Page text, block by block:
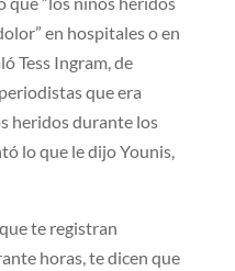
en hospitales o en
Tess Ingram, de
que era
heridos durante los
lo que le dijo Younis,
te registran
horas, te dicen que